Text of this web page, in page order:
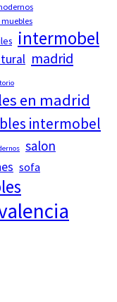
muebles
intermobel
madrid
en madrid
intermobel
salon
sofa